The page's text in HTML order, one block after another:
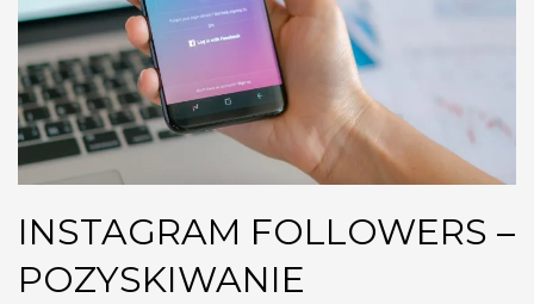
INSTAGRAM FOLLOWERS –
POZYSKIWANIE